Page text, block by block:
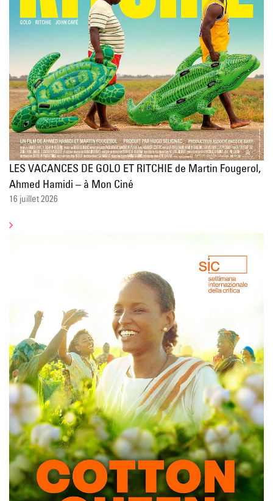
LES VACANCES DE GOLO ET RITCHIE de Martin Fougerol,
Ahmed Hamidi – à Mon Ciné
16 juillet 2026